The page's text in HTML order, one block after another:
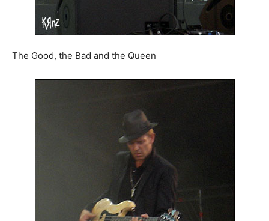
The Good, the Bad and the Queen